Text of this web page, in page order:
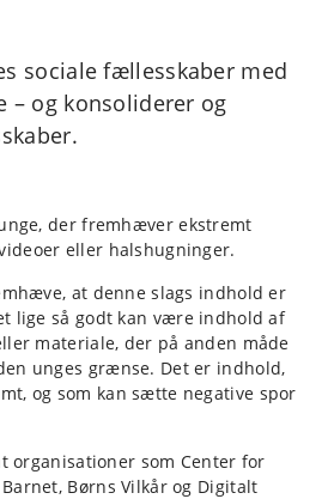
sociale fællesskaber med
– og konsoliderer og
der fremhæver ekstremt
eller halshugninger.
at denne slags indhold er
lige så godt kan være indhold af
materiale, der på anden måde
unges grænse. Det er indhold,
og som kan sætte negative spor
organisationer som Center for
Børns Vilkår og Digitalt